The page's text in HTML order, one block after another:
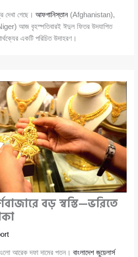
দেখা গেছে।আফগানিস্তান (Afghanistan),
আজ বৃহস্পতিবারই ঈদুল ফিতর উদযাপিত
একটি পরিচিত উদাহরণ।
বড় স্বস্তি—ভরিতে
এলো আরেক দফা দামের পতন।বাংলাদেশ জুয়েলার্স